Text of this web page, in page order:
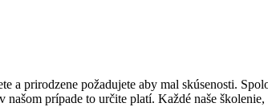
a prirodzene požadujete aby mal skúsenosti.
prípade to určite platí. Každé naše